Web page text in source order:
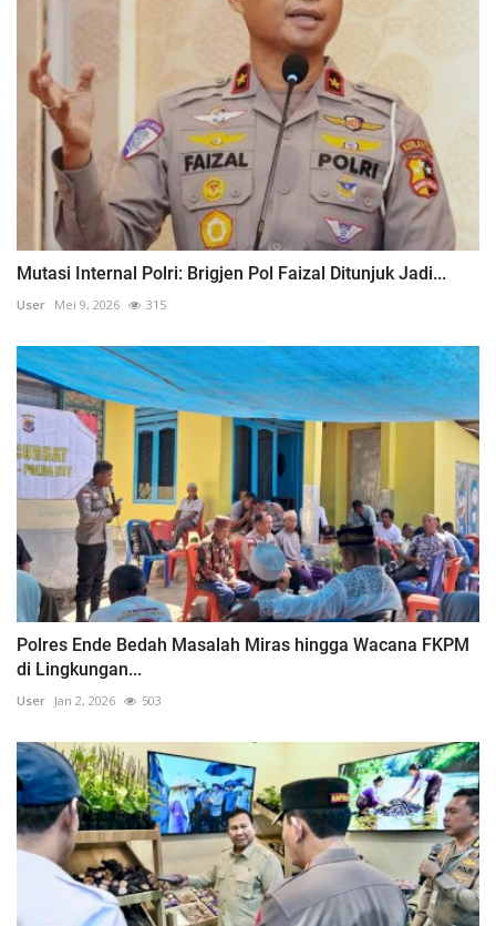
Mutasi Internal Polri: Brigjen Pol Faizal Ditunjuk Jadi...
User Mei 9, 2026 315
Polres Ende Bedah Masalah Miras hingga Wacana FKPM
di Lingkungan...
User Jan 2, 2026 503